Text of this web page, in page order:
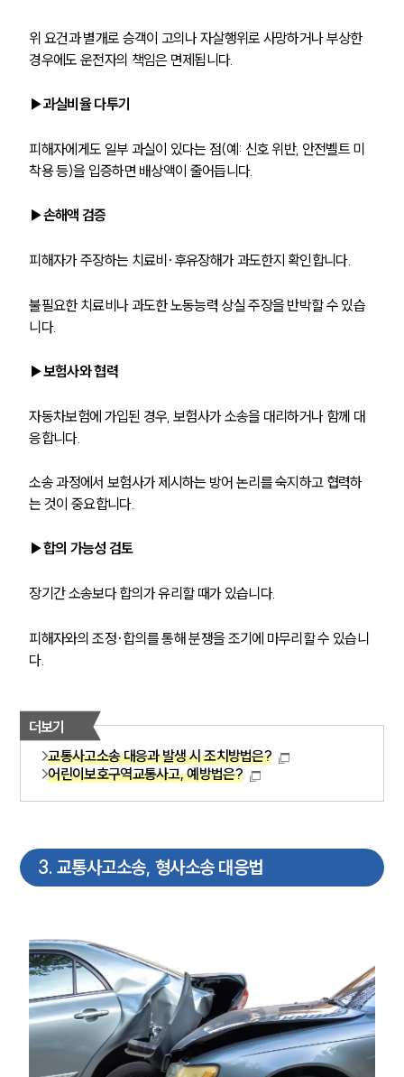
위 요건과 별개로 승객이 고의나 자살행위로 사망하거나 부상한
경우에도 운전자의 책임은 면제됩니다.
▶과실비율 다투기
피해자에게도 일부 과실이 있다는 점(예: 신호 위반, 안전벨트 미
착용 등)을 입증하면 배상액이 줄어듭니다.
▶손해액 검증
피해자가 주장하는 치료비·후유장해가 과도한지 확인합니다.
불필요한 치료비나 과도한 노동능력 상실 주장을 반박할 수 있습
니다.
▶보험사와 협력
자동차보험에 가입된 경우, 보험사가 소송을 대리하거나 함께 대
응합니다.
소송 과정에서 보험사가 제시하는 방어 논리를 숙지하고 협력하
는 것이 중요합니다.
▶합의 가능성 검토
장기간 소송보다 합의가 유리할 때가 있습니다.
피해자와의 조정·합의를 통해 분쟁을 조기에 마무리할 수 있습니
다.
더보기
교통사고소송 대응과 발생 시 조치방법은?
어린이보호구역교통사고, 예방법은?
3. 교통사고소송, 형사소송 대응법